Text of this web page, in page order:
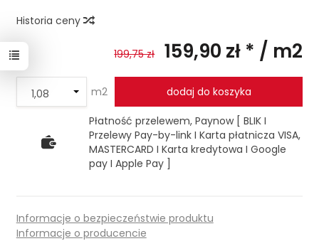
Historia ceny
199,75 zł 159,90 zł * / m2
m2 dodaj do koszyka
Płatność przelewem, Paynow [ BLIK I
Przelewy Pay-by-link I Karta płatnicza VISA,
MASTERCARD I Karta kredytowa I Google
pay I Apple Pay ]
Informacje o bezpieczeństwie produktu
Informacje o producencie